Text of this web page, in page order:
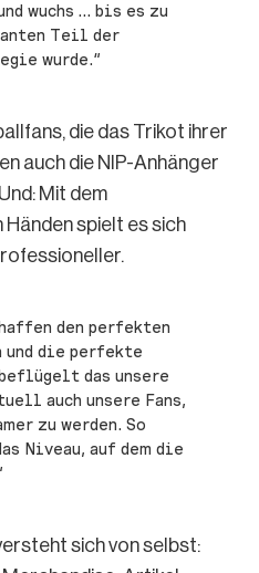
wuchs … bis es zu
Teil der
wurde.“
die das Trikot ihrer
auch die NIP-Anhänger
Mit dem
spielt es sich
den perfekten
die perfekte
das unsere
auch unsere Fans,
zu werden. So
Niveau, auf dem die
sich von selbst: